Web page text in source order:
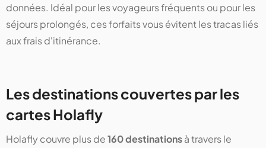
données. Idéal pour les voyageurs fréquents ou pour les
séjours prolongés, ces forfaits vous évitent les tracas liés
aux frais d'itinérance.
Les destinations couvertes par les
cartes Holafly
Holafly couvre plus de160 destinationsà travers le